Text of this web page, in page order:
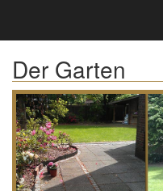
Der Garten